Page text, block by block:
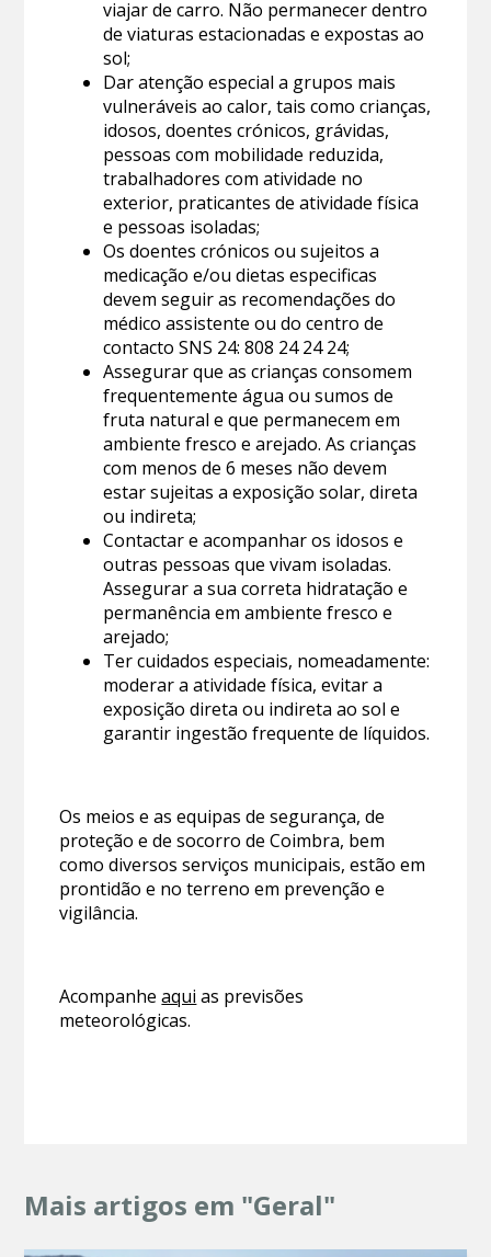
viajar de carro. Não permanecer dentro
de viaturas estacionadas e expostas ao
sol;
Dar atenção especial a grupos mais
vulneráveis ao calor, tais como crianças,
idosos, doentes crónicos, grávidas,
pessoas com mobilidade reduzida,
trabalhadores com atividade no
exterior, praticantes de atividade física
e pessoas isoladas;
Os doentes crónicos ou sujeitos a
medicação e/ou dietas especificas
devem seguir as recomendações do
médico assistente ou do centro de
contacto SNS 24: 808 24 24 24;
Assegurar que as crianças consomem
frequentemente água ou sumos de
fruta natural e que permanecem em
ambiente fresco e arejado. As crianças
com menos de 6 meses não devem
estar sujeitas a exposição solar, direta
ou indireta;
Contactar e acompanhar os idosos e
outras pessoas que vivam isoladas.
Assegurar a sua correta hidratação e
permanência em ambiente fresco e
arejado;
Ter cuidados especiais, nomeadamente:
moderar a atividade física, evitar a
exposição direta ou indireta ao sol e
garantir ingestão frequente de líquidos.
Os meios e as equipas de segurança, de
proteção e de socorro de Coimbra, bem
como diversos serviços municipais, estão em
prontidão e no terreno em prevenção e
vigilância.
Acompanheaqui as previsões
meteorológicas.
Mais artigos em "Geral"